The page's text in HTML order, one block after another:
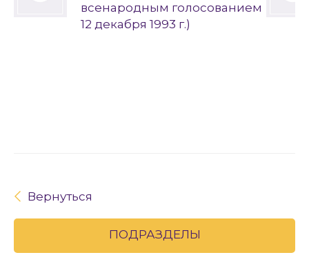
всенародным голосованием
12 декабря 1993 г.)
Вернуться
ПОДРАЗДЕЛЫ